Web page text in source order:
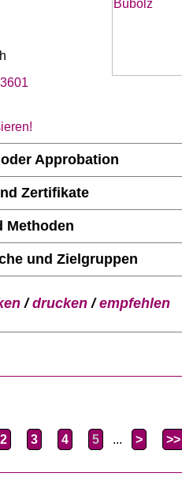
Approbation
Zertifikate
Methoden
und Zielgruppen
/drucken/empfehlen
2 3 4 5 ... > >>